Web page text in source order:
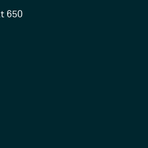
650